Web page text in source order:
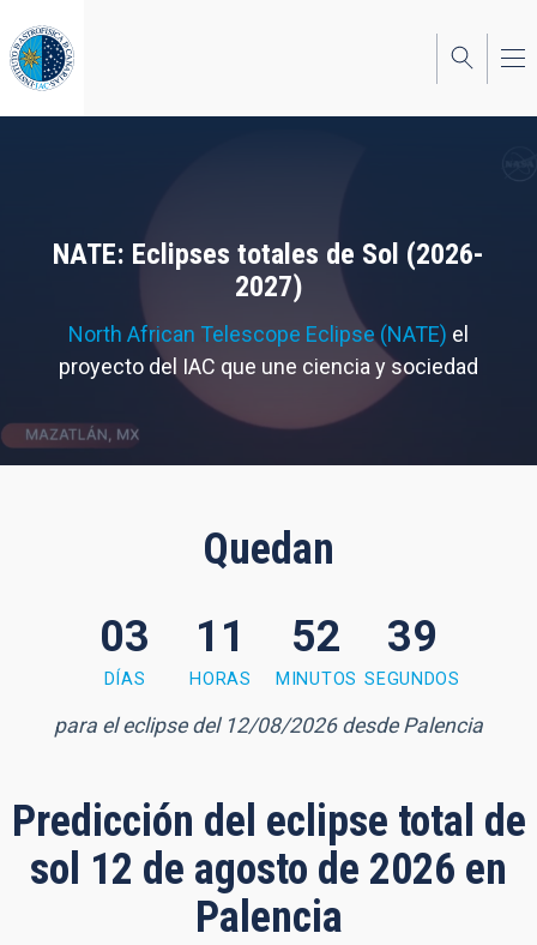
al
contenido
principal
NATE: Eclipses totales de Sol (2026-
2027)
North African Telescope Eclipse (NATE) el
proyecto del IAC que une ciencia y sociedad
Quedan
37 seconds
03
DÍAS
11
HORAS
52
MINUTOS
39
SEGUNDOS
para el eclipse del 12/08/2026 desde Palencia
Predicción del eclipse total de
sol 12 de agosto de 2026 en
Palencia